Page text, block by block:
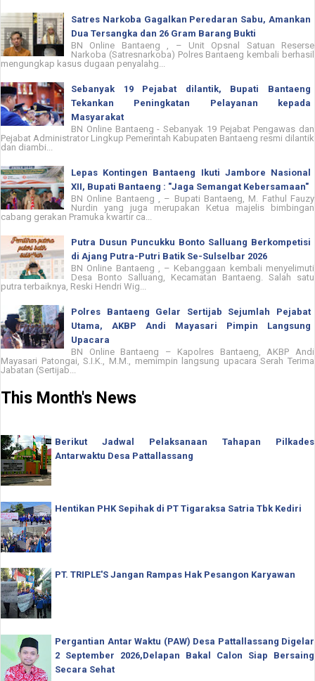
Satres Narkoba Gagalkan Peredaran Sabu, Amankan
Dua Tersangka dan 26 Gram Barang Bukti
BN Online Bantaeng , – Unit Opsnal Satuan Reserse
Narkoba (Satresnarkoba) Polres Bantaeng kembali berhasil
mengungkap kasus dugaan penyalahg...
Sebanyak 19 Pejabat dilantik, Bupati Bantaeng
Tekankan Peningkatan Pelayanan kepada
Masyarakat
BN Online Bantaeng - Sebanyak 19 Pejabat Pengawas dan
Pejabat Administrator Lingkup Pemerintah Kabupaten Bantaeng resmi dilantik
dan diambi...
Lepas Kontingen Bantaeng Ikuti Jambore Nasional
XII, Bupati Bantaeng : "Jaga Semangat Kebersamaan"
BN Online Bantaeng , – Bupati Bantaeng, M. Fathul Fauzy
Nurdin yang juga merupakan Ketua majelis bimbingan
cabang gerakan Pramuka kwartir ca...
Putra Dusun Puncukku Bonto Salluang Berkompetisi
di Ajang Putra-Putri Batik Se-Sulselbar 2026
BN Online Bantaeng , – Kebanggaan kembali menyelimuti
Desa Bonto Salluang, Kecamatan Bantaeng. Salah satu
putra terbaiknya, Reski Hendri Wig...
Polres Bantaeng Gelar Sertijab Sejumlah Pejabat
Utama, AKBP Andi Mayasari Pimpin Langsung
Upacara
BN Online Bantaeng – Kapolres Bantaeng, AKBP Andi
Mayasari Patongai, S.I.K., M.M., memimpin langsung upacara Serah Terima
Jabatan (Sertijab...
This Month's News
Berikut Jadwal Pelaksanaan Tahapan Pilkades
Antarwaktu Desa Pattallassang
Hentikan PHK Sepihak di PT Tigaraksa Satria Tbk Kediri
PT. TRIPLE'S Jangan Rampas Hak Pesangon Karyawan
Pergantian Antar Waktu (PAW) Desa Pattallassang Digelar
2 September 2026,Delapan Bakal Calon Siap Bersaing
Secara Sehat